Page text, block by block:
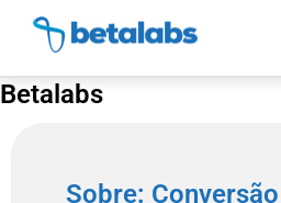
Betalabs
Sobre: Conversão